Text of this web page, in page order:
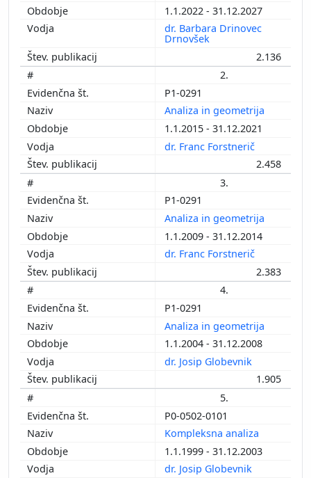
1.1.2022 - 31.12.2027
dr. Barbara Drinovec
Drnovšek
2.136
2.
P1-0291
Analiza in geometrija
1.1.2015 - 31.12.2021
dr. Franc Forstnerič
2.458
3.
P1-0291
Analiza in geometrija
1.1.2009 - 31.12.2014
dr. Franc Forstnerič
2.383
4.
P1-0291
Analiza in geometrija
1.1.2004 - 31.12.2008
dr. Josip Globevnik
1.905
5.
P0-0502-0101
Kompleksna analiza
1.1.1999 - 31.12.2003
dr. Josip Globevnik